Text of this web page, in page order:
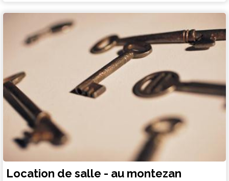
Location de salle - au montezan